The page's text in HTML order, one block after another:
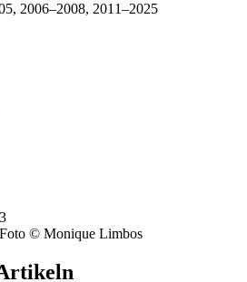
2006–2008, 2011–2025
© Monique Limbos